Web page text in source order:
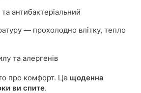
антибактеріальний
— прохолодно влітку, тепло
та алергенів
про комфорт. Це щоденна
ви спите.